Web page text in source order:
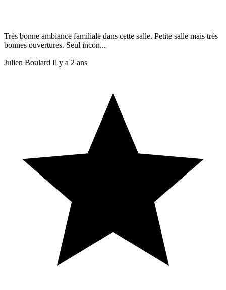
Très bonne ambiance familiale dans cette salle. Petite salle mais très
bonnes ouvertures. Seul incon...
Julien Boulard Il y a 2 ans